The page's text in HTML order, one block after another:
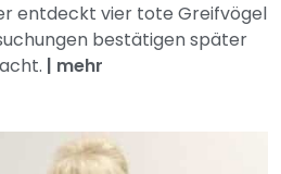
entdeckt vier tote Greifvögel
bestätigen später
| mehr